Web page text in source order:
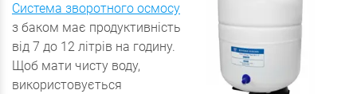
Система зворотного осмосу
з баком має продуктивність
від 7 до 12 літрів на годину.
Щоб мати чисту воду,
використовується